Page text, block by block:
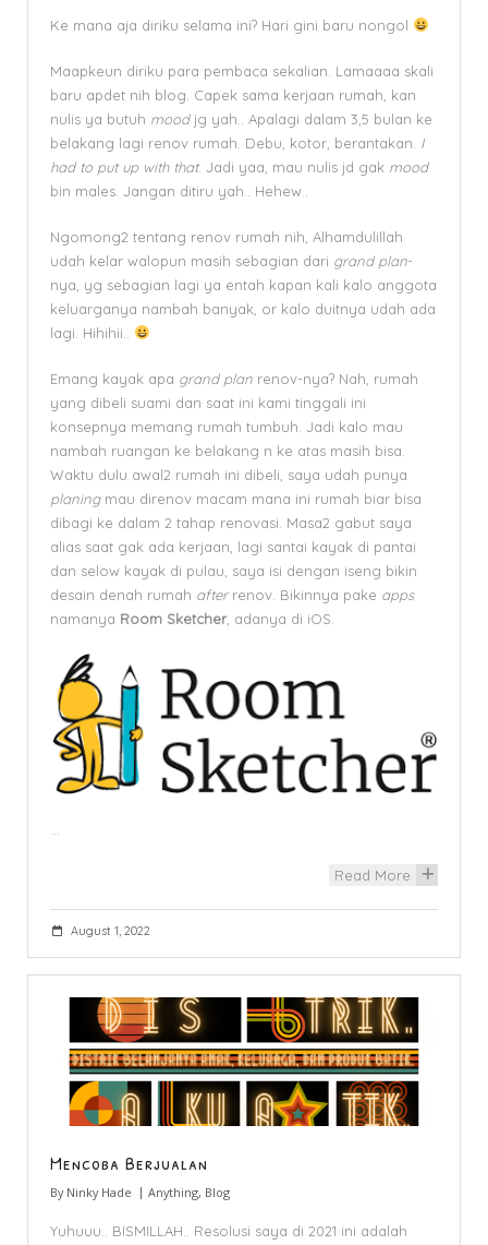
Ke mana aja diriku selama ini? Hari gini baru nongol
Maapkeun diriku para pembaca sekalian. Lamaaaa skali
baru apdet nih blog. Capek sama kerjaan rumah, kan
nulis ya butuh moodjg yah.. Apalagi dalam 3,5 bulan ke
belakang lagi renov rumah. Debu, kotor, berantakan. I
had to put up with that. Jadi yaa, mau nulis jd gak mood
bin males. Jangan ditiru yah.. Hehew..
Ngomong2 tentang renov rumah nih, Alhamdulillah
udah kelar walopun masih sebagian dari grand plan-
nya, yg sebagian lagi ya entah kapan kali kalo anggota
keluarganya nambah banyak, or kalo duitnya udah ada
lagi. Hihihii..
Emang kayak apa grand plan renov-nya? Nah, rumah
yang dibeli suami dan saat ini kami tinggali ini
konsepnya memang rumah tumbuh. Jadi kalo mau
nambah ruangan ke belakang n ke atas masih bisa.
Waktu dulu awal2 rumah ini dibeli, saya udah punya
planingmau direnov macam mana ini rumah biar bisa
dibagi ke dalam 2 tahap renovasi. Masa2 gabut saya
alias saat gak ada kerjaan, lagi santai kayak di pantai
dan selow kayak di pulau, saya isi dengan iseng bikin
desain denah rumah afterrenov. Bikinnya pake apps
namanya Room Sketcher, adanya di iOS.
Read More +
August 1, 2022
Mencoba Berjualan
By Ninky Hade Anything, Blog
Yuhuuu.. BISMILLAH.. Resolusi saya di 2021 ini adalah